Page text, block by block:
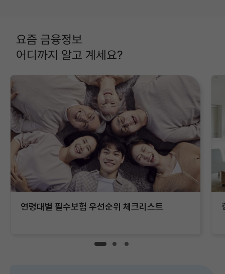
요즘 금융정보
어디까지 알고 계세요?
연령대별 필수보험 우선순위 체크리스트